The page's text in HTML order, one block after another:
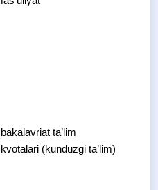
ta’lim
(kunduzgi ta’lim)